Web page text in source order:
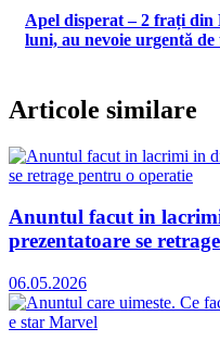
Apel disperat – 2 frați din
luni, au nevoie urgentă
Articole similare
Anuntul facut in
prezentatoare se
06.05.2026